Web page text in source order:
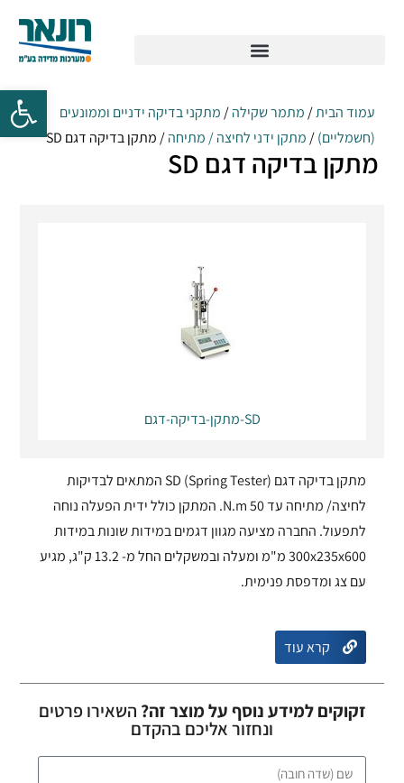
עמוד הבית/ מתמר שקילה/ מתקני בדיקה ידניים וממונעים
(חשמליים)/ מתקן ידני לחיצה / מתיחה/ מתקן בדיקה דגם SD
מתקן בדיקה דגם SD
מתקן-בדיקה-דגם-SD
מתקן בדיקה דגם SD (Spring Tester) המתאים לבדיקות
לחיצה/ מתיחה עד 50 N.m. המתקן כולל ידית הפעלה נוחה
לתפעול. החברה מציעה מגוון דגמים במידות שונות במידות
300x235x600 מ"מ ומעלה ובמשקלים החל מ- 13.2 ק"ג, מגיע
עם צג ומדפסת פנימית.
קרא עוד
זקוקים למידע נוסף על מוצר זה? השאירו פרטים
ונחזור אליכם בהקדם